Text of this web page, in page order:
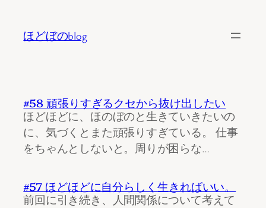
ほどぼのblog
#58 頑張りすぎるクセから抜け出したい
ほどほどに、ほのぼのと生きていきたいの
に、気づくとまた頑張りすぎている。 仕事
をちゃんとしないと。周りが困らな…
#57 ほどほどに自分らしく生きればいい。
前回に引き続き、人間関係について考えて